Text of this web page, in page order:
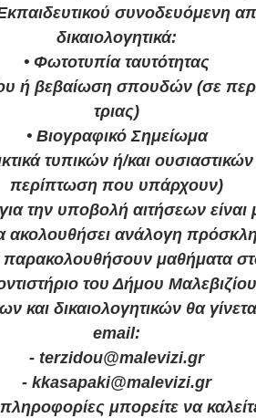
συνοδευόμενη
δικαιολογητικά:
• Φωτοτυπία ταυτότητας
ή βεβαίωση σπουδών (σε
τριας)
• Βιογραφικό Σημείωμα
τυπικών ή/και
περίπτωση που υπάρχουν)
την υποβολή αιτήσεων είναι
ακολουθήσει ανάλογη
μαθήματα
του Δήμου
και δικαιολογητικών θα
email:
- terzidou@malevizi.gr
- kkasapaki@malevizi.gr
μπορείτε να